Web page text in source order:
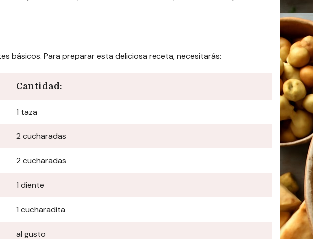
básicos. Para preparar esta deliciosa receta, necesitarás:
Cantidad:
1 taza
2 cucharadas
2 cucharadas
1 diente
1 cucharadita
al gusto